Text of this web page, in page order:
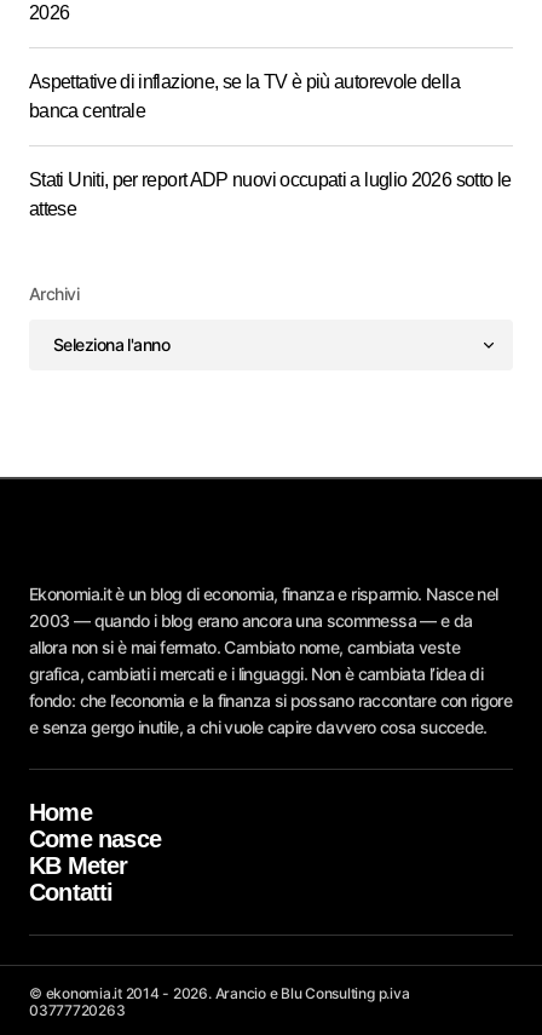
2026
Aspettative di inflazione, se la TV è più autorevole della
banca centrale
Stati Uniti, per report ADP nuovi occupati a luglio 2026 sotto le
attese
Archivi
Ekonomia.it è un blog di economia, finanza e risparmio. Nasce nel
2003 — quando i blog erano ancora una scommessa — e da
allora non si è mai fermato. Cambiato nome, cambiata veste
grafica, cambiati i mercati e i linguaggi. Non è cambiata l’idea di
fondo: che l’economia e la finanza si possano raccontare con rigore
e senza gergo inutile, a chi vuole capire davvero cosa succede.
Home
Come nasce
KB Meter
Contatti
© ekonomia.it 2014 - 2026. Arancio e Blu Consulting p.iva
03777720263